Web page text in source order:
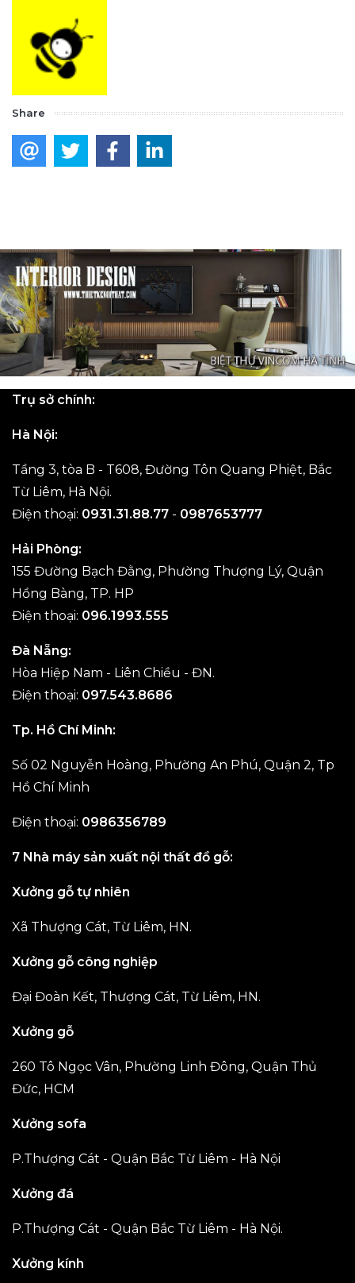
Share
Trụ sở chính:
Hà Nội:
Tầng 3, tòa B - T608, Đường Tôn Quang Phiệt, Bắc
Từ Liêm, Hà Nội.
Điện thoại: 0931.31.88.77 - 0987653777
Hải Phòng:
155 Đường Bạch Đằng, Phường Thượng Lý, Quận
Hồng Bàng, TP. HP
Điện thoại: 096.1993.555
Đà Nẵng:
Hòa Hiệp Nam - Liên Chiều - ĐN.
Điện thoại: 097.543.8686
Tp. Hồ Chí Minh:
Số 02 Nguyễn Hoàng, Phường An Phú, Quận 2, Tp
Hồ Chí Minh
Điện thoại: 0986356789
7 Nhà máy sản xuất nội thất đồ gỗ:
Xưởng gỗ tự nhiên
Xã Thượng Cát, Từ Liêm, HN.
Xưởng gỗ công nghiệp
Đại Đoàn Kết, Thượng Cát, Từ Liêm, HN.
Xưởng gỗ
260 Tô Ngọc Vân, Phường Linh Đông, Quận Thủ
Đức, HCM
Xưởng sofa
P.Thượng Cát - Quận Bắc Từ Liêm - Hà Nội
Xưởng đá
P.Thượng Cát - Quận Bắc Từ Liêm - Hà Nội.
Xưởng kính